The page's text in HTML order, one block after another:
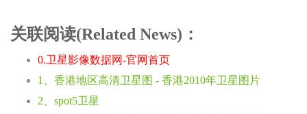
关联阅读(Related News)：
0.卫星影像数据网-官网首页
1、香港地区高清卫星图 - 香港2010年卫星图片
2、spot5卫星